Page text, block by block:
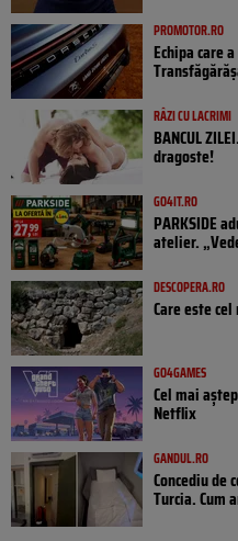
PROMOTOR.RO
Echipa care
RÂZI CU LACRIMI
BANCUL
dragoste!
GO4IT.RO
PARKSIDE
atelier.
DESCOPERA.RO
Care este
GO4GAMES
Cel mai
Netflix
GANDUL.RO
Concediu de
Turcia. Cum